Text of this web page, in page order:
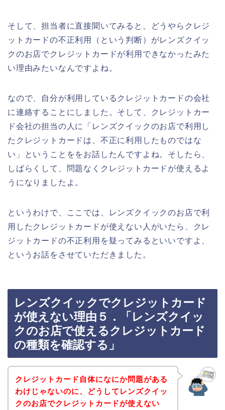
そして、担当者に直接聞いてみると、どうやらクレジ
ットカードの不正利用（という判断）がレンズクイッ
クのお店でクレジットカードが利用できなかったみた
い理由みたいなんですよね。
なので、自分が利用しているクレジットカードの会社
に連絡することにしました。そして、クレジットカー
ド会社の担当の人に「レンズクイックのお店で利用し
たクレジットカードは、不正に利用したものではな
い」ということををお話したんですよね。そしたら、
しばらくして、問題なくクレジットカードが使えるよ
うになりましたよ。
というわけで、ここでは、レンズクイックのお店で利
用したクレジットカードが使えない人がいたら、クレ
ジットカードの不正利用を疑ってみるといいですよ、
というお話をさせていただきました。
レンズクイックでクレジットカード
が使えない理由５．「レンズクイッ
クのお店で使えるクレジットカード
の種類を確認する」
クレジットカード自体になにか問題がある
わけじゃないのに、どうしてレンズクイッ
クのお店でクレジットカードが使えない